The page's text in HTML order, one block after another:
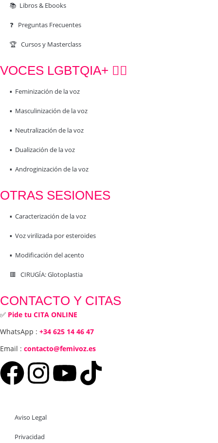
📚 Libros & Ebooks
❓ Preguntas Frecuentes
🏆 Cursos y Masterclass
VOCES LGBTQIA+ 🏳️‍🌈
▪️ Feminización de la voz
▪️ Masculinización de la voz
▪️ Neutralización de la voz
▪️ Dualización de la voz
▪️ Androginización de la voz
OTRAS SESIONES
▪️ Caracterización de la voz
▪️ Voz virilizada por esteroides
▪️ Modificación del acento
🟥 CIRUGÍA: Glotoplastia
CONTACTO Y CITAS
✅ Pide tu CITA ONLINE
WhatsApp : +34 625 14 46 47
Email : contacto@femivoz.es
Aviso Legal
Privacidad